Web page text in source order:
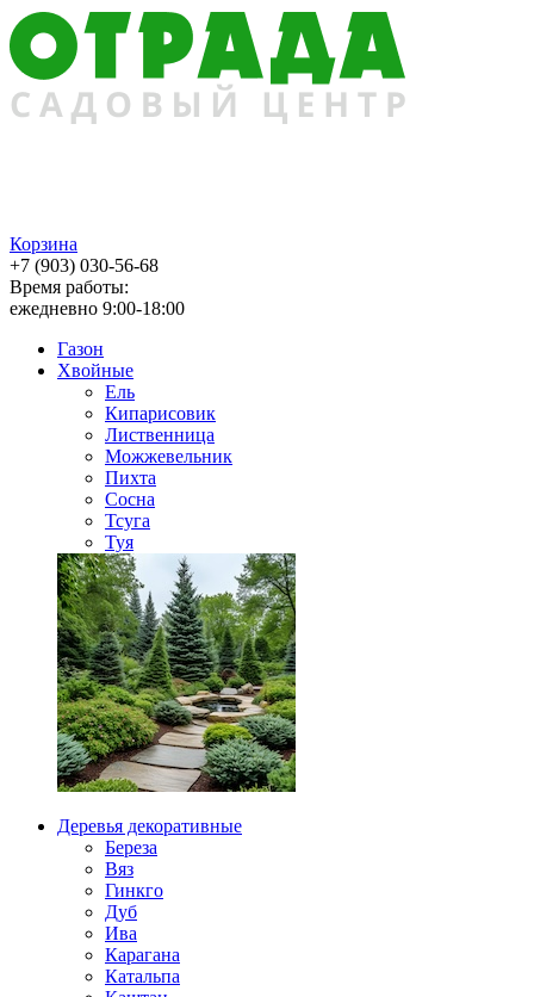
Корзина
+7 (903) 030-56-68
Время работы:
ежедневно 9:00-18:00
Газон
Хвойные
Ель
Кипарисовик
Лиственница
Можжевельник
Пихта
Сосна
Тсуга
Туя
Деревья декоративные
Береза
Вяз
Гинкго
Дуб
Ива
Карагана
Катальпа